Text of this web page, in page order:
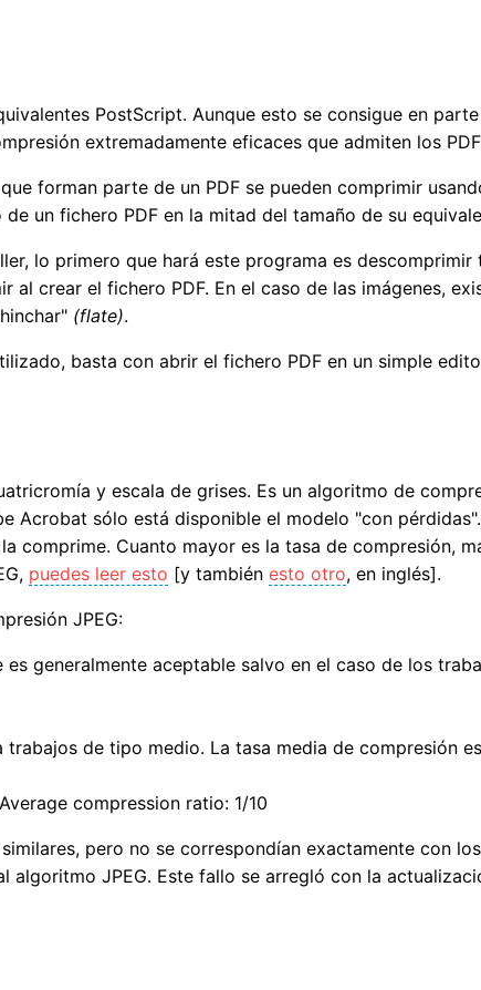
PostScript. Aunque esto se consigue en
extremadamente eficaces que admiten los
forman parte de un PDF se pueden comprimir
un fichero PDF en la mitad del tamaño de su
lo primero que hará este programa es
crear el fichero PDF. En el caso de las imágenes,
(flate).
basta con abrir el fichero PDF en un simple
y escala de grises. Es un algoritmo de
Acrobat sólo está disponible el modelo "con
comprime. Cuanto mayor es la tasa de compresión,
puedes leer esto [y también esto otro, en inglés].
JPEG:
generalmente aceptable salvo en el caso de los
de tipo medio. La tasa media de compresión
compression ratio: 1/10
pero no se correspondían exactamente con
JPEG. Este fallo se arregló con la